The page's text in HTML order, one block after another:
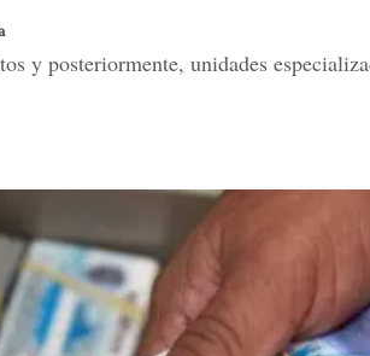
y posteriormente, unidades